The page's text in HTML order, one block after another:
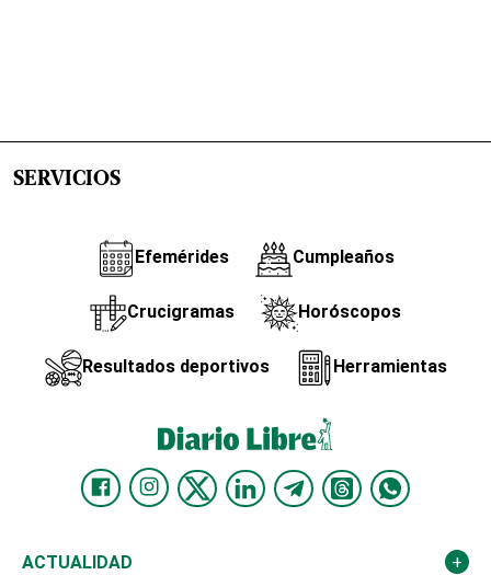
SERVICIOS
Efemérides Cumpleaños
Crucigramas Horóscopos
Resultados deportivos Herramientas
ACTUALIDAD